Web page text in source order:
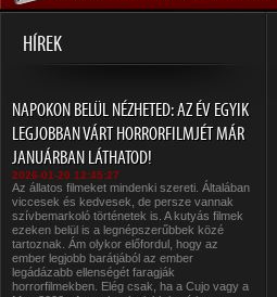
HÍREK
NAPOKON BELÜL NÉZHETED: AZ ÉV EGYIK
LEGJOBBAN VÁRT HORRORFILMJÉT MÁR
JANUÁRBAN LÁTHATOD!
2026-01-20 12:45:27
Az állatos filmeket mindenki szereti. Általában
viccesek és kedvesek, de persze vannak
szívbemarkoló történetek is. A kutyás filmek
ezeken belül is a legnépszerűbbek közé
tartoznak. Ám olykor előfordul, hogy az
ember legjobb barátjából az ember
legádázabb ellenségét faragják
horrorfilmekben. Elég csak, ha a Cujo vagy a